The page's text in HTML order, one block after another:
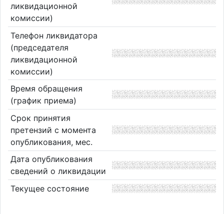
ликвидационной
комиссии)
Телефон ликвидатора
(председателя
ликвидационной
комиссии)
Время обращения
(график приема)
Срок принятия
претензий с момента
опубликования, мес.
Дата опубликования
сведений о ликвидации
Текущее состояние